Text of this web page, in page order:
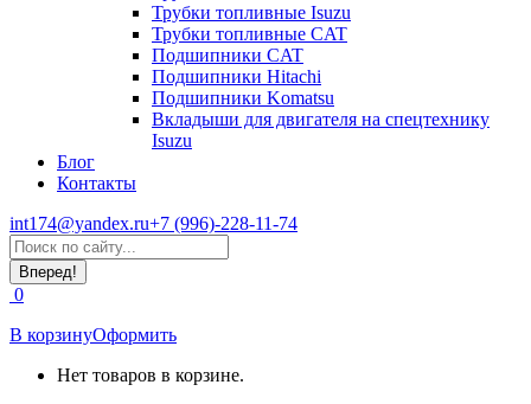
Трубки топливные Isuzu
Трубки топливные CAT
Подшипники CAT
Подшипники Hitachi
Подшипники Komatsu
Вкладыши для двигателя на спецтехнику
Isuzu
Блог
Контакты
int174@yandex.ru+7 (996)-228-11-74
Страница
WhatsApp
открывается
в
новом
окне
Поиск:
0
В корзинуОформить
Нет товаров в корзине.